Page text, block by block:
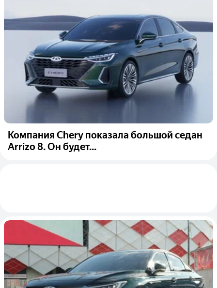
Компания Chery показала большой седан
Arrizo 8. Он будет...